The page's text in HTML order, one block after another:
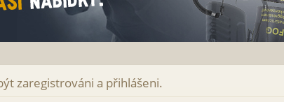
zaregistrováni a přihlášeni.